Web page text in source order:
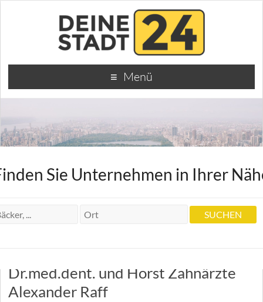
Menü
Alexander Raff
Sie Unternehmen in Ihrer
Dr.med.dent. und Horst Zahnärzte
Alexander Raff